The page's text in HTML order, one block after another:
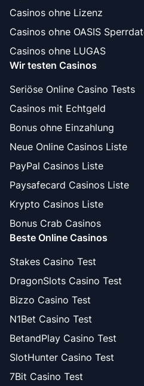
Casinos ohne Lizenz
Casinos ohne OASIS
Casinos ohne LUGAS
Wir testen Casinos
Seriöse Online Casino Tests
Casinos mit Echtgeld
Bonus ohne Einzahlung
Neue Online Casinos Liste
PayPal Casinos Liste
Paysafecard Casinos Liste
Krypto Casinos Liste
Bonus Crab Casinos
Beste Online Casinos
Stakes Casino Test
DragonSlots Casino Test
Bizzo Casino Test
N1Bet Casino Test
BetandPlay Casino Test
SlotHunter Casino Test
7Bit Casino Test